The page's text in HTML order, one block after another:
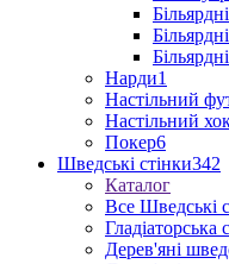
Нарди1
Настільний
Настільний
Покер6
Шведські стінки342
Каталог
Все Шведські
Гладіаторська
Дерев'яні